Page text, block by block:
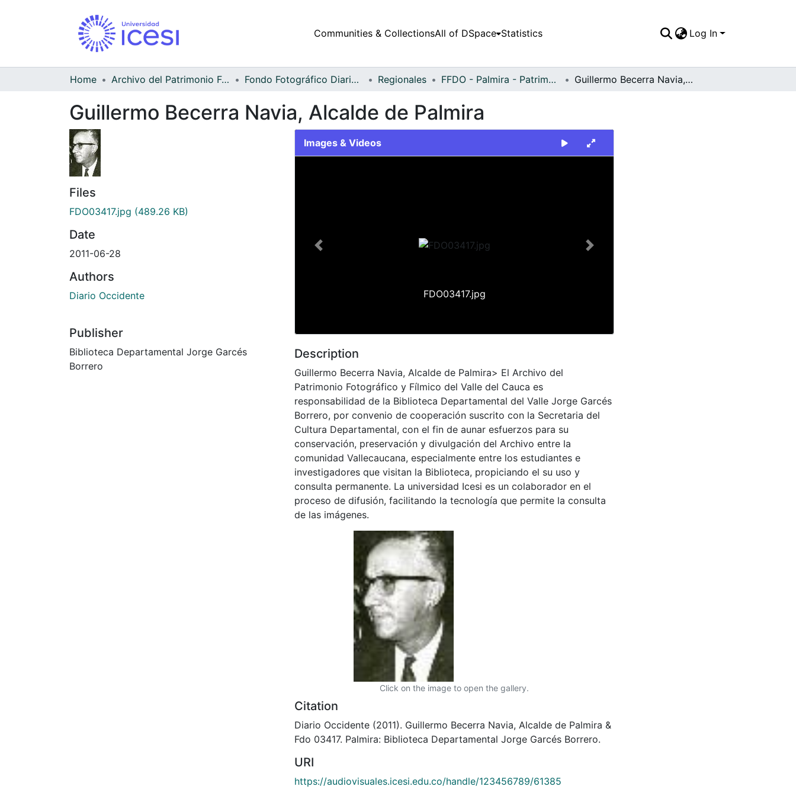
Communities & CollectionsAll of DSpace Statistics Log In
Home Archivo del Patrimonio Fotográfico y Fílmico del Valle del Cauca Fondo Fotográfico Diario Occidente Regionales FFDO - Palmira - Patrimonial Guillermo Becerra Navia, Alcalde de Palmira
Guillermo Becerra Navia, Alcalde de Palmira
Files
FDO03417.jpg (489.26 KB)
Date
2011-06-28
Authors
Diario Occidente
Publisher
Biblioteca Departamental Jorge Garcés
Borrero
Images & Videos
FDO03417.jpg
Previous Next
Description
Guillermo Becerra Navia, Alcalde de Palmira> El Archivo del
Patrimonio Fotográfico y Fílmico del Valle del Cauca es
responsabilidad de la Biblioteca Departamental del Valle Jorge Garcés
Borrero, por convenio de cooperación suscrito con la Secretaria del
Cultura Departamental, con el fin de aunar esfuerzos para su
conservación, preservación y divulgación del Archivo entre la
comunidad Vallecaucana, especialmente entre los estudiantes e
investigadores que visitan la Biblioteca, propiciando el su uso y
consulta permanente. La universidad Icesi es un colaborador en el
proceso de difusión, facilitando la tecnología que permite la consulta
de las imágenes.
Click on the image to open the gallery.
Citation
Diario Occidente (2011). Guillermo Becerra Navia, Alcalde de Palmira &
Fdo 03417. Palmira: Biblioteca Departamental Jorge Garcés Borrero.
URI
https://audiovisuales.icesi.edu.co/handle/123456789/61385